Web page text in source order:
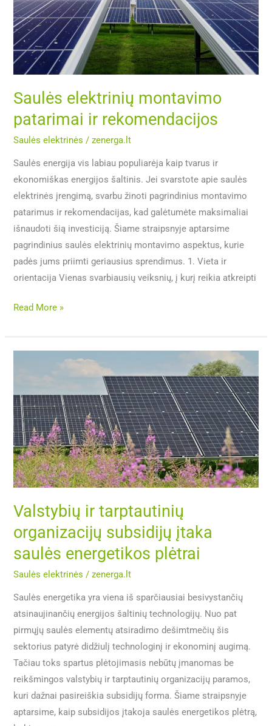
Saulės elektrinių montavimo
patarimai ir rekomendacijos
Saulės elektrinės /zenerga.lt
Saulės energija vis labiau populiarėja kaip tvarus ir
ekonomiškas energijos šaltinis. Jei svarstote apie saulės
elektrinės įrengimą, svarbu žinoti pagrindinius montavimo
patarimus ir rekomendacijas, kad galėtumėte maksimaliai
išnaudoti šią investiciją. Šiame straipsnyje aptarsime
pagrindinius saulės elektrinių montavimo aspektus, kurie
padės jums priimti geriausius sprendimus. 1. Vieta ir
orientacija Vienas svarbiausių veiksnių, į kurį reikia atkreipti
ir
rekomendacijos
Read More »
Valstybių ir tarptautinių
organizacijų subsidijų įtaka
saulės energetikos plėtrai
Saulės elektrinės /zenerga.lt
Saulės energetika yra viena iš sparčiausiai besivystančių
atsinaujinančių energijos šaltinių technologijų. Nuo pat
pirmųjų saulės elementų atsiradimo dešimtmečių šis
sektorius patyrė didžiulį technologinį ir ekonominį augimą.
Tačiau toks spartus plėtojimasis nebūtų įmanomas be
reikšmingos valstybių ir tarptautinių organizacijų paramos,
kuri dažnai pasireiškia subsidijų forma. Šiame straipsnyje
aptarsime, kaip subsidijos įtakoja saulės energetikos plėtrą,
organizacijų
subsidijų
įtaka
saulės
energetikos
plėtrai